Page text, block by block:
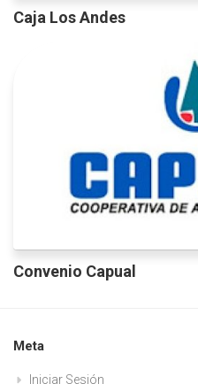
Caja Los Andes
Convenio Capual
Meta
Iniciar Sesión